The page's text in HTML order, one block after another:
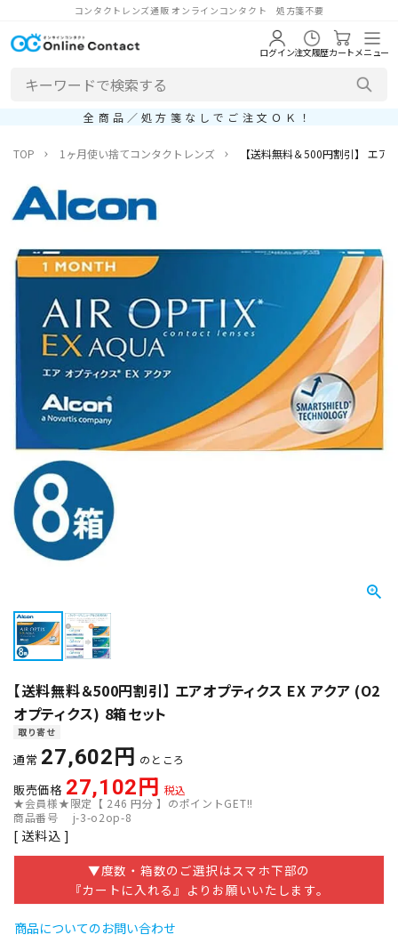
コンタクトレンズ通販 オンラインコンタクト 処方箋不要
ログイン注文履歴カートメニュー
全商品／処方箋なしでご注文ＯＫ！
TOP 1ヶ月使い捨てコンタクトレンズ 【送料無料＆500円割引】 エア
【送料無料＆500円割引】 エアオプティクス EX アクア (O2
オプティクス) 8箱セット
取り寄せ
通常 27,602 のところ
販売価格 27,102
税込
★会員様★限定【 246 円分 】のポイントGET!!
商品番号
j-3-o2op-8
送料込
▼度数・箱数のご選択はスマホ下部の
『カートに入れる』よりお願いいたします。
商品についてのお問い合わせ